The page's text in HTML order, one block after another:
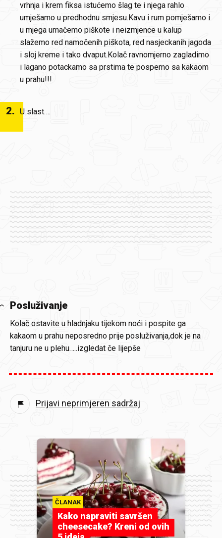
vrhnja i krem fiksa istućemo šlag te i njega rahlo
umješamo u predhodnu smjesu.Kavu i rum pomješamo i
u mjega umačemo piškote i neizmjence u kalup
slažemo red namočenih piškota, red nasjeckanih jagoda
i sloj kreme i tako dvaput.Kolač ravnomjerno zagladimo
i lagano potackamo sa prstima te pospemo sa kakaom
u prahu!!!
2. U slast….
Posluživanje
Kolač ostavite u hladnjaku tijekom noći i pospite ga
kakaom u prahu neposredno prije posluživanja,dok je na
tanjuru ne u plehu…..izgledat če lijepše
Prijavi neprimjeren sadržaj
ČLANAK
Kako napraviti savršen
cheesecake? Kreni od ovih